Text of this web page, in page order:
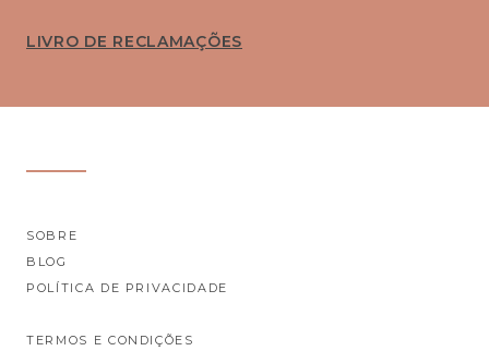
LIVRO DE RECLAMAÇÕES
SOBRE
BLOG
POLÍTICA DE PRIVACIDADE
TERMOS E CONDIÇÕES